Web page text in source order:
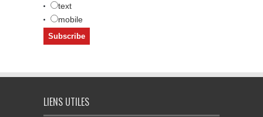
text
mobile
LIENS UTILES